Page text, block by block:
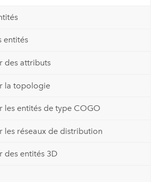
entités
des attributs
la topologie
les entités de type COGO
les réseaux de distribution
des entités 3D